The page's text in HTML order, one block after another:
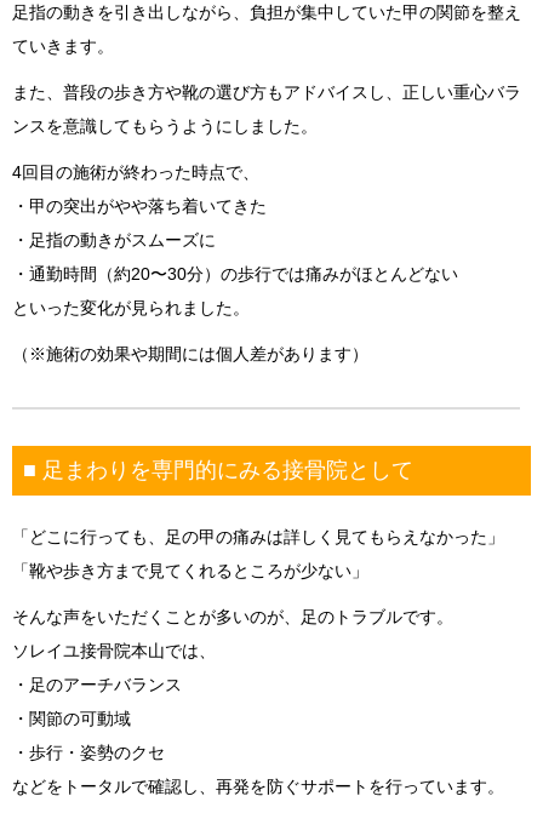
足指の動きを引き出しながら、負担が集中していた甲の関節を整え
ていきます。
また、普段の歩き方や靴の選び方もアドバイスし、正しい重心バラ
ンスを意識してもらうようにしました。
4回目の施術が終わった時点で、
・甲の突出がやや落ち着いてきた
・足指の動きがスムーズに
・通勤時間（約20〜30分）の歩行では痛みがほとんどない
といった変化が見られました。
（※施術の効果や期間には個人差があります）
■ 足まわりを専門的にみる接骨院として
「どこに行っても、足の甲の痛みは詳しく見てもらえなかった」
「靴や歩き方まで見てくれるところが少ない」
そんな声をいただくことが多いのが、足のトラブルです。
ソレイユ接骨院本山では、
・足のアーチバランス
・関節の可動域
・歩行・姿勢のクセ
などをトータルで確認し、再発を防ぐサポートを行っています。